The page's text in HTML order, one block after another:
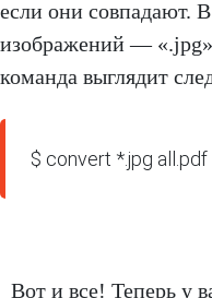
если они совпадают.
изображений —
команда выглядит
$ convert *.jpg all.pdf
Вот и все! Теперь у